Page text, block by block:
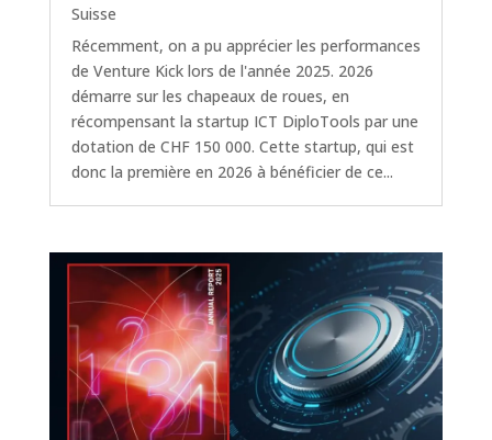
Suisse
Récemment, on a pu apprécier les performances
de Venture Kick lors de l'année 2025. 2026
démarre sur les chapeaux de roues, en
récompensant la startup ICT DiploTools par une
dotation de CHF 150 000. Cette startup, qui est
donc la première en 2026 à bénéficier de ce...